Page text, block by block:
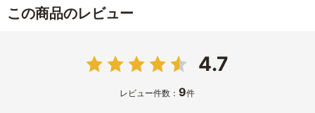
この商品のレビュー
4.7
レビュー件数：9件